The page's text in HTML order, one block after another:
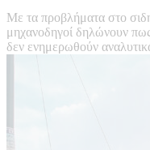
Με τα προβλήματα στο
μηχανοδηγοί δηλώνουν
δεν ενημερωθούν